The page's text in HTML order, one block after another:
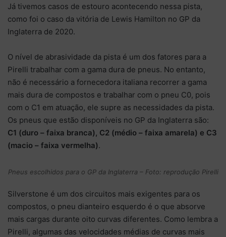
Já tivemos casos de estouro acontecendo nessa pista,
como foi o caso da vitória de Lewis Hamilton no GP da
Inglaterra de 2020.
O nível de abrasividade da pista é um dos fatores para a
Pirelli trabalhar com a gama dura de pneus. No entanto,
não é necessário a fornecedora italiana recorrer a gama
mais dura de compostos e trabalhar com o pneu C0, pois
com o C1 em atuação, ele supre as necessidades da pista.
Os pneus que estão disponíveis no GP da Inglaterra são:
C1 (duro – faixa branca), C2 (médio – faixa amarela) e C3
(macio – faixa vermelha).
Pneus escolhidos para o GP da Inglaterra – Foto: reprodução Pirelli
Silverstone é um dos circuitos mais exigentes para os
compostos, o pneu dianteiro esquerdo é o que absorve
mais cargas durante oito curvas diferentes. Como lembra a
Pirelli, algumas das velocidades médias de curvas mais